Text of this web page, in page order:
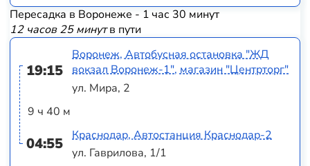
Пересадка в Воронеже - 1 час 30 минут
12 часов 25 минутв пути
19:15
9 ч 40 м
04:55
Воронеж, Автобусная остановка "ЖД
вокзал Воронеж-1", магазин "Центрторг"
ул. Мира, 2
Краснодар, Автостанция Краснодар-2
ул. Гаврилова, 1/1